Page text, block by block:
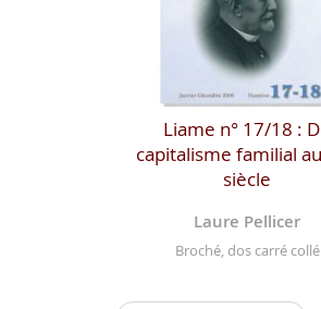
Liame n° 17/18 :
capitalisme familial
siècle
Laure Pellicer
Broché, dos carré collé